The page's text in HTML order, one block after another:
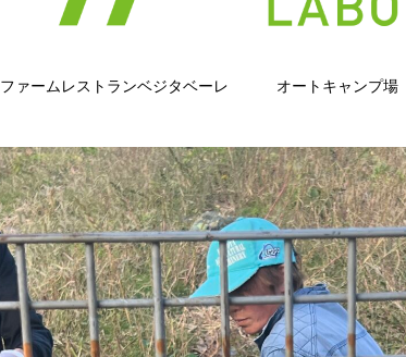
ファームレストランベジタベーレ オートキャンプ場